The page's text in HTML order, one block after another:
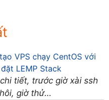
VPS chạy CentOS với
LEMP Stack
tiết, trước giờ xài ssh
giờ thử…